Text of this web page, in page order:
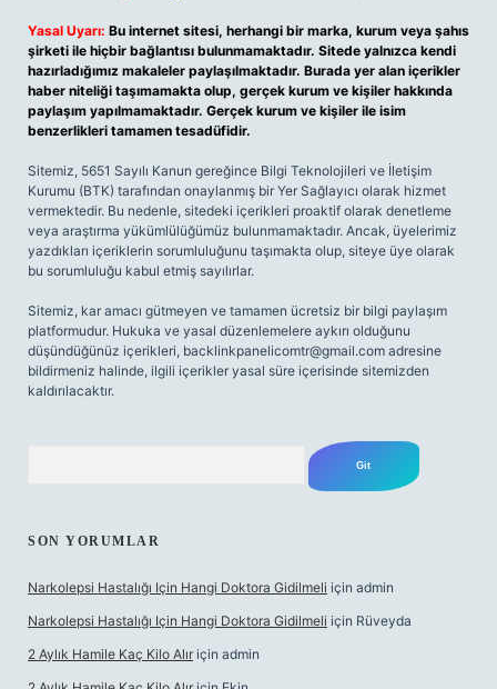
Yasal Uyarı: Bu internet sitesi, herhangi bir marka, kurum veya şahıs
şirketi ile hiçbir bağlantısı bulunmamaktadır. Sitede yalnızca kendi
hazırladığımız makaleler paylaşılmaktadır. Burada yer alan içerikler
haber niteliği taşımamakta olup, gerçek kurum ve kişiler hakkında
paylaşım yapılmamaktadır. Gerçek kurum ve kişiler ile isim
benzerlikleri tamamen tesadüfidir.
Sitemiz, 5651 Sayılı Kanun gereğince Bilgi Teknolojileri ve İletişim
Kurumu (BTK) tarafından onaylanmış bir Yer Sağlayıcı olarak hizmet
vermektedir. Bu nedenle, sitedeki içerikleri proaktif olarak denetleme
veya araştırma yükümlülüğümüz bulunmamaktadır. Ancak, üyelerimiz
yazdıkları içeriklerin sorumluluğunu taşımakta olup, siteye üye olarak
bu sorumluluğu kabul etmiş sayılırlar.
Sitemiz, kar amacı gütmeyen ve tamamen ücretsiz bir bilgi paylaşım
platformudur. Hukuka ve yasal düzenlemelere aykırı olduğunu
düşündüğünüz içerikleri, backlinkpanelicomtr@gmail.com adresine
bildirmeniz halinde, ilgili içerikler yasal süre içerisinde sitemizden
kaldırılacaktır.
SON YORUMLAR
Narkolepsi Hastalığı Için Hangi Doktora Gidilmeli için admin
Narkolepsi Hastalığı Için Hangi Doktora Gidilmeli için Rüveyda
2 Aylık Hamile Kaç Kilo Alır için admin